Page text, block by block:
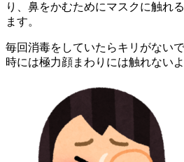
り、鼻をかむためにマスクに触れ
ます。
毎回消毒をしていたらキリがない
時には極力顔まわりには触れない